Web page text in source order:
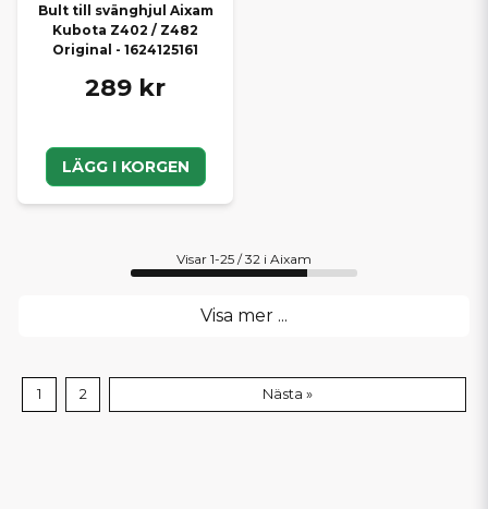
Bult till svänghjul Aixam
Kubota Z402 / Z482
Original - 1624125161
289 kr
LÄGG I KORGEN
Visar 1-25 / 32 i Aixam
Visa mer ...
1 2 Nästa »